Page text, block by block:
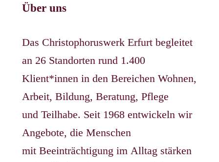
Über uns
Das Christophoruswerk Erfurt begleitet
an 26 Standorten rund 1.400
Klient*innen in den Bereichen Wohnen,
Arbeit, Bildung, Beratung, Pflege
und Teilhabe. Seit 1968 entwickeln wir
Angebote, die Menschen
mit Beeinträchtigung im Alltag stärken